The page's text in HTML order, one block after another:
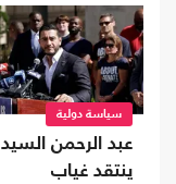
سياسة دولية
عبد الرحمن السيد
ينتقد غياب